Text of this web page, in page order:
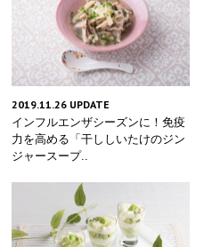
2019.11.26 UPDATE
インフルエンザシーズンに！免疫
力を高める「干ししいたけのジン
ジャースープ..